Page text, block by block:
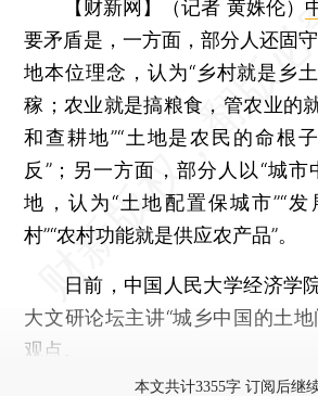
【财新网】（记者 黄姝伦）
要矛盾是，一方面，部分人还固守
地本位理念，认为“乡村就是乡
稼；农业就是搞粮食，管农业的
和查耕地”“土地是农民的命根
反”；另一方面，部分人以“城市
地，认为“土地配置保城市”“
村”“农村功能就是供应农产品”。
日前，中国人民大学经济学
大文研论坛主讲“城乡中国的土
观点。
本文共计3355字 订阅后继